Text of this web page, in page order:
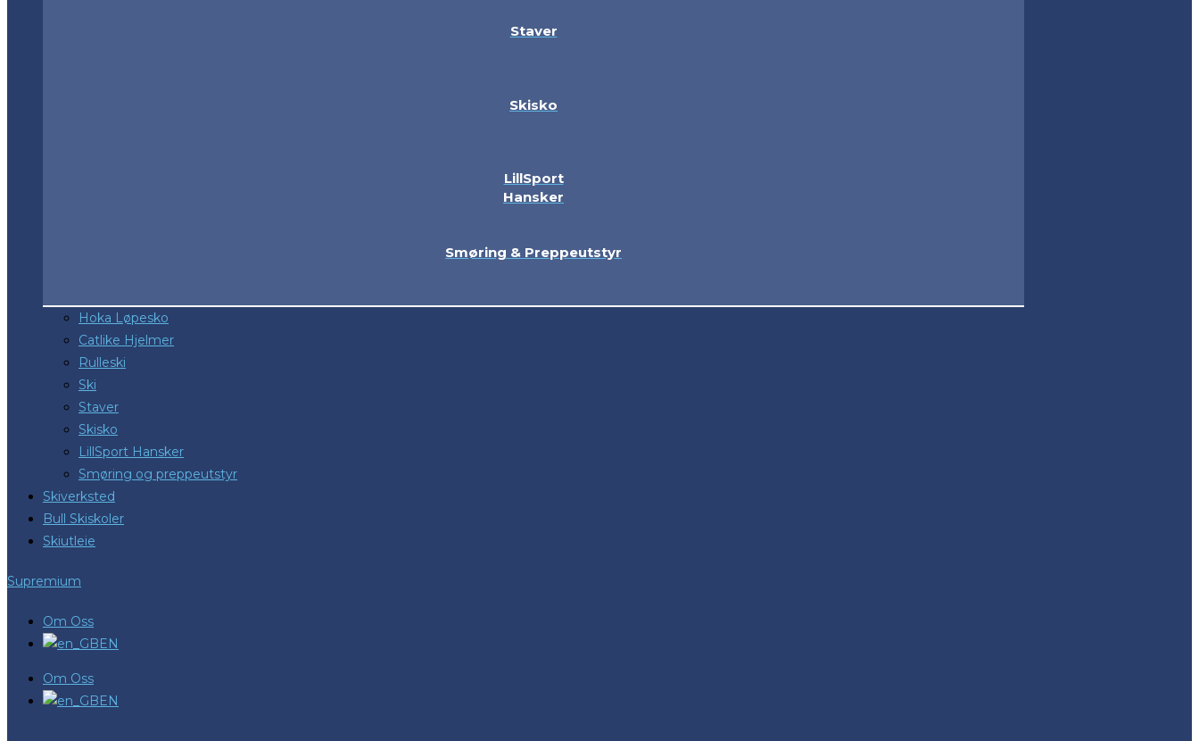
Staver
Skisko
LillSport
Hansker
Smøring & Preppeutstyr
Hoka Løpesko
Catlike Hjelmer
Rulleski
Ski
Staver
Skisko
LillSport Hansker
Smøring og preppeutstyr
Skiverksted
Bull Skiskoler
Skiutleie
Supremium
Om Oss
EN
Om Oss
EN